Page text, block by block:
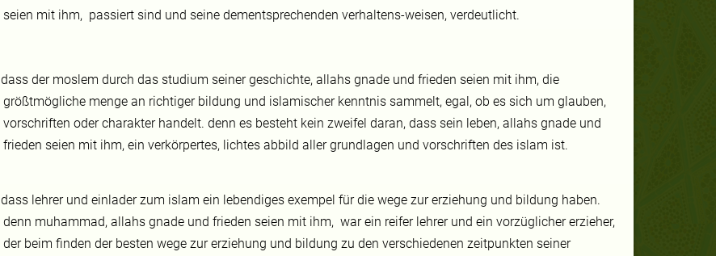
seien mit ihm, passiert sind und seine dementsprechenden verhaltens-weisen, verdeutlicht.
dass der moslem durch das studium seiner geschichte, allahs gnade und frieden seien mit ihm, die
größtmögliche menge an richtiger bildung und islamischer kenntnis sammelt, egal, ob es sich um glauben,
vorschriften oder charakter handelt. denn es besteht kein zweifel daran, dass sein leben, allahs gnade und
frieden seien mit ihm, ein verkörpertes, lichtes abbild aller grundlagen und vorschriften des islam ist.
dass lehrer und einlader zum islam ein lebendiges exempel für die wege zur erziehung und bildung haben.
denn muhammad, allahs gnade und frieden seien mit ihm, war ein reifer lehrer und ein vorzüglicher erzieher,
der beim finden der besten wege zur erziehung und bildung zu den verschiedenen zeitpunkten seiner